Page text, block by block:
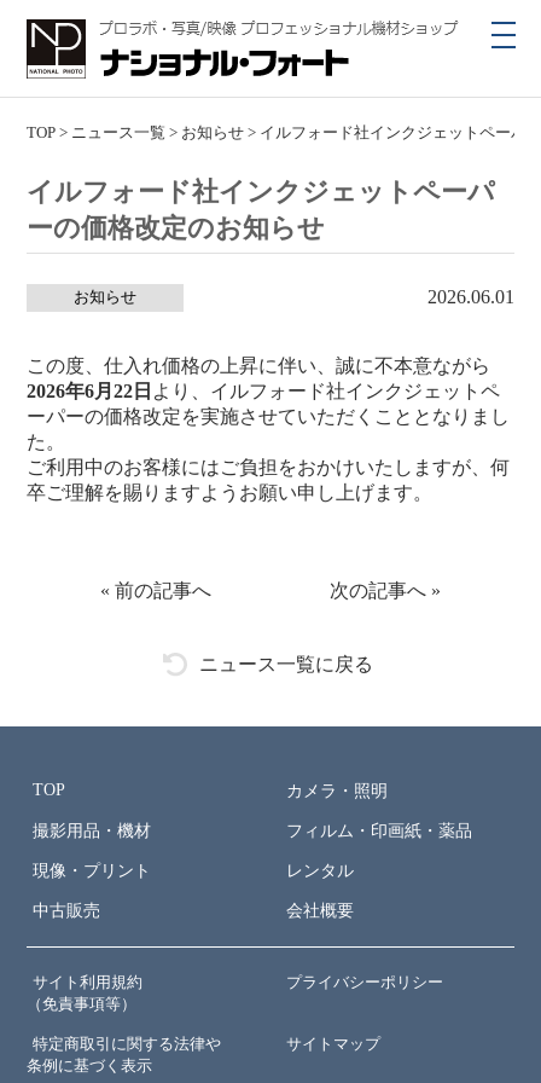
TOP > ニュース一覧 > お知らせ > イルフォード社インクジェットペーパ
イルフォード社インクジェットペーパ
ーの価格改定のお知らせ
お知らせ 2026.06.01
この度、仕入れ価格の上昇に伴い、誠に不本意ながら
2026年6月22日 より、イルフォード社インクジェットペ
ーパーの価格改定を実施させていただくこととなりまし
た。
ご利用中のお客様にはご負担をおかけいたしますが、何
卒ご理解を賜りますようお願い申し上げます。
« 前の記事へ 次の記事へ »
ニュース一覧に戻る
TOP カメラ・照明
撮影用品・機材 フィルム・印画紙・薬品
現像・プリント レンタル
中古販売 会社概要
サイト利用規約
（免責事項等）
プライバシーポリシー
特定商取引に関する法律や
条例に基づく表示
サイトマップ